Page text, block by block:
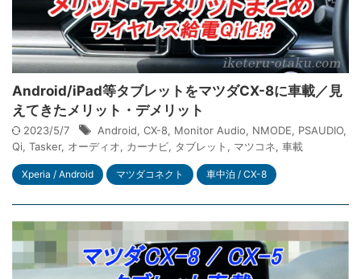
Android/iPad等タブレットをマツダCX-8に車載／見
えてきたメリット・デメリット
2023/5/7 Android, CX-8, Monitor Audio, NMODE, PSAUDIO,
Qi, Tasker, オーディオ, カーナビ, タブレット , マツコネ, 車載
Xperia / Android マツダコネクト 車中泊 / CX-8